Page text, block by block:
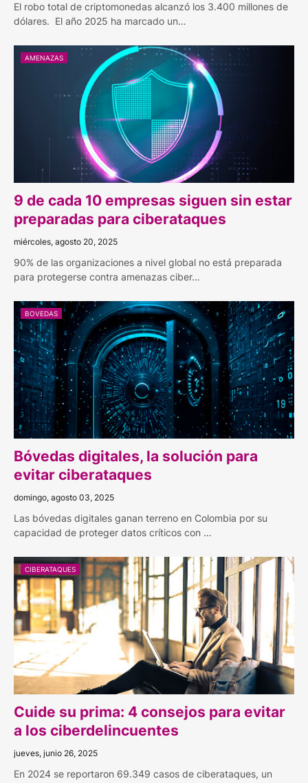
El robo total de criptomonedas alcanzó los 3.400 millones de
dólares. El año 2025 ha marcado un…
AMENAZAS
9 de cada 10 empresas siguen sin estar
preparadas para ciberataques
miércoles, agosto 20, 2025
90% de las organizaciones a nivel global no está preparada
para protegerse contra amenazas ciber…
BOVEDAS
Bóvedas digitales, la solución para
evitar ciberataques
domingo, agosto 03, 2025
Las bóvedas digitales ganan terreno en Colombia por su
capacidad de proteger datos críticos con …
CIBERATAQUES
Cuide su prima: 4 consejos para evitar
a los ciberdelincuentes
jueves, junio 26, 2025
En 2024 se reportaron 69.349 casos de ciberataques, un